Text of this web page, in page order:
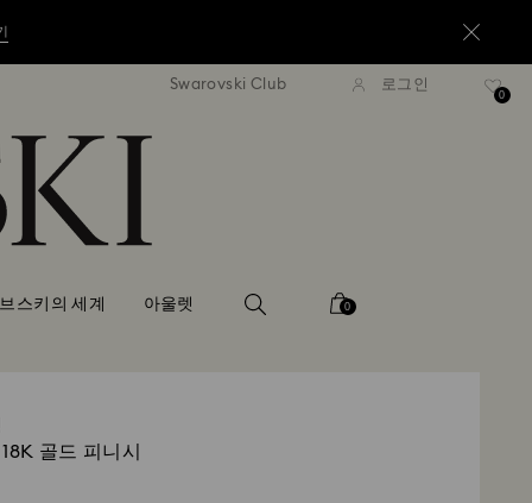
만원 이상 구매 시 무료 배송 16만원 이상 구매 시 무료
Swarovski Club 로그인
0
스키의 세계 아울렛 0
골드 피니시